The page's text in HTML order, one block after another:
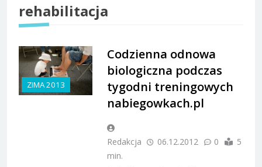
rehabilitacja
ZIMA 2013
Codzienna odnowa
biologiczna podczas
tygodni treningowych
nabiegowkach.pl
Redakcja 06.12.2012 0
5
min.